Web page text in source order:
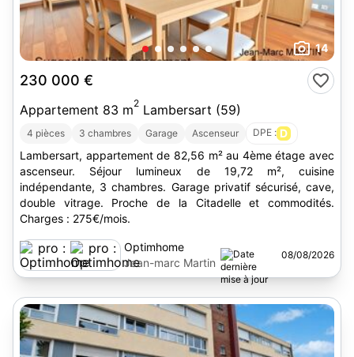
14
230 000 €
Appartement 83 m2 Lambersart (59)
4 pièces 3 chambres Garage Ascenseur DPE : D
Lambersart, appartement de 82,56 m² au 4ème étage avec
ascenseur. Séjour lumineux de 19,72 m², cuisine
indépendante, 3 chambres. Garage privatif sécurisé, cave,
double vitrage. Proche de la Citadelle et commodités.
Charges : 275€/mois.
Optimhome
Jean-marc Martin
08/08/2026